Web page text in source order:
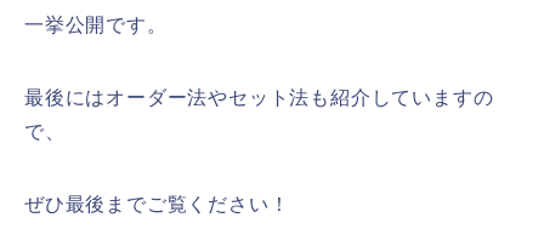
一挙公開です。
最後にはオーダー法やセット法も紹介していますの
で、
ぜひ最後までご覧ください！